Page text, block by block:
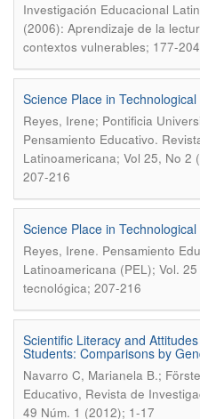
Investigación Educacional
(2006): Aprendizaje de la
contextos vulnerables; 177-204
Science Place in
Reyes, Irene; Pontificia
Pensamiento Educativo.
Latinoamericana; Vol 25, No 2
207-216
Science Place in
Reyes, Irene. Pensamiento
Latinoamericana (PEL); Vol.
tecnológica; 207-216
Scientific Literacy and
Students: Comparisons by
Navarro C, Marianela B.;
Educativo, Revista de
49 Núm. 1 (2012); 1-17